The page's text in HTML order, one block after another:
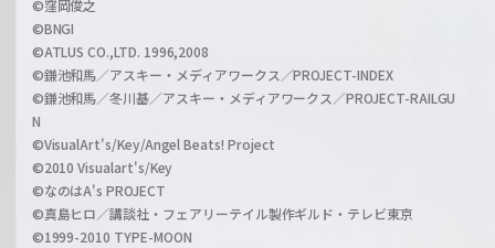
©窪岡俊之
©BNGI
©ATLUS CO.,LTD. 1996,2008
©鎌池和馬／アスキー・メディアワークス／PROJECT-INDEX
©鎌池和馬／冬川基／アスキー・メディアワークス／PROJECT-RAILGU
N
©VisualArt's/Key/Angel Beats! Project
©2010 Visualart's/Key
©なのはA's PROJECT
©真島ヒロ／講談社・フェアリーテイル製作ギルド・テレビ東京
©1999-2010 TYPE-MOON